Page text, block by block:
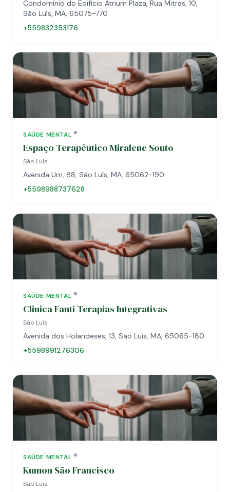
Condomínio do Edifício Atrium Plaza, Rua Mitras, 10,
São Luís, MA, 65075-770
+559832353176
SAÚDE MENTAL
Espaço Terapêutico Miralene Souto
São Luís
Avenida Um, 88, São Luís, MA, 65062-190
+5598988737628
SAÚDE MENTAL
Clinica Fanti Terapias Integrativas
São Luís
Avenida dos Holandeses, 13, São Luís, MA, 65065-180
+5598991276306
SAÚDE MENTAL
Kumon São Francisco
São Luís